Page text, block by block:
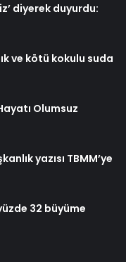
diyerek duyurdu:
ve kötü kokulu suda
Olumsuz
yazısı TBMM’ye
32 büyüme